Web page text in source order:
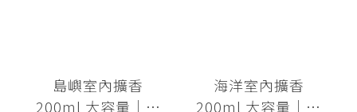
島嶼室內擴香
200ml 大容量｜木
海洋室內擴香
200ml 大容量｜木